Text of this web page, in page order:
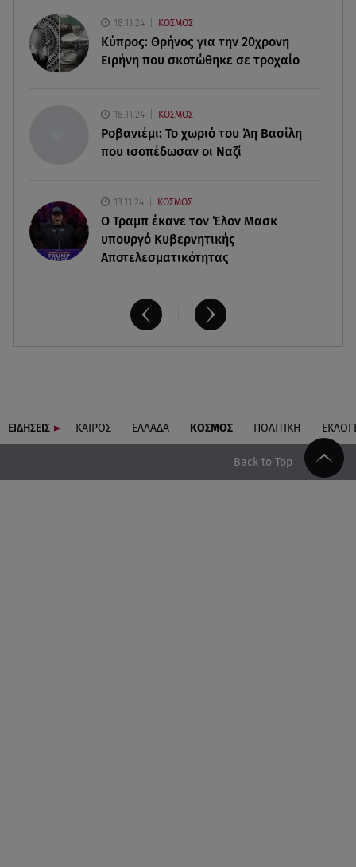
06.08.26 , 20:16
Αθηνά Οικονομάκου από την Μπόρα Μπόρα:
«Έσκασε όλη η κούραση του χειμώνα»
Σαμοθράκη: Συγκλονιστική διάσωση 15χρονης
από δύσβατο φαράγγι
18.11.24 ΚΟΣΜΟΣ
Κύπρος: Θρήνος για την 20χρονη
Ειρήνη που σκοτώθηκε σε τροχαίο
18.11.24 ΚΟΣΜΟΣ
Ροβανιέμι: Το χωριό του Άη Βασίλη
που ισοπέδωσαν οι Ναζί
13.11.24 ΚΟΣΜΟΣ
O Τραμπ έκανε τον Έλον Μασκ
υπουργό Κυβερνητικής
Αποτελεσματικότητας
ΕΙΔΗΣΕΙΣ ΚΑΙΡΟΣ ΕΛΛΑΔΑ ΚΟΣΜΟΣ ΠΟΛΙΤΙΚΗ
Back to Top